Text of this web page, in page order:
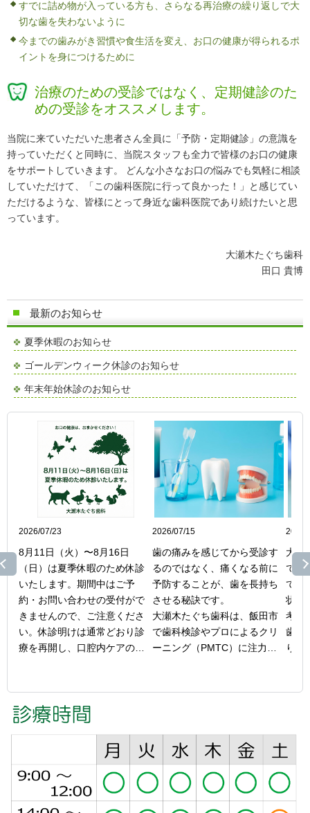
すでに詰め物が入っている方も、さらなる再治療の繰り返しで大
切な歯を失わないように
今までの歯みがき習慣や食生活を変え、お口の健康が得られるポ
イントを身につけるために
治療のための受診ではなく、定期健診のた
めの受診をオススメします。
当院に来ていただいた患者さん全員に「予防・定期健診」の意識を
持っていただくと同時に、当院スタッフも全力で皆様のお口の健康
をサポートしていきます。 どんな小さなお口の悩みでも気軽に相談
していただけて、「この歯科医院に行って良かった！」と感じてい
ただけるような、皆様にとって身近な歯科医院であり続けたいと思
っています。
大瀬木たぐち歯科
田口 貴博
最新のお知らせ
夏季休暇のお知らせ
ゴールデンウィーク休診のお知らせ
年末年始休診のお知らせ
2026/07/23
8月11日（火）〜8月16日
（日）は夏季休暇のため休診
いたします。期間中はご予
約・お問い合わせの受付がで
きませんので、ご注意くださ
い。休診明けは通常どおり診
療を再開し、口腔内ケアのご
すが、どうぞよろしくお願い
いたします。
2026/07/15
歯の痛みを感じてから受診す
るのではなく、痛くなる前に
予防することが、歯を長持ち
させる秘訣です。
大瀬木たぐち歯科は、飯田市
で歯科検診やプロによるクリ
ーニング（PMTC）に注力
ご自身での毎日の歯磨きだけ
れいに除去することが可能で
す。
定期的にメンテナンスを受け
ることで、お口の中を清潔に
保ち、むし歯や歯周病のリス
2026/
大瀬
で矯
てお
状態
考え
歯並
り、
を利
また
にく
置な